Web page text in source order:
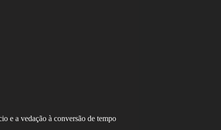
e a vedação à conversão de tempo